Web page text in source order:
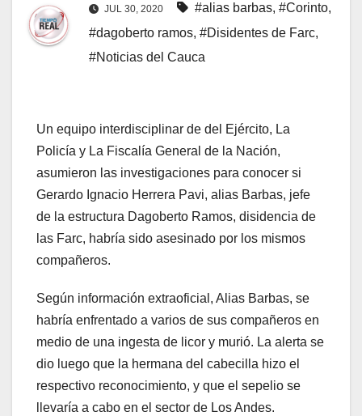
JUL 30, 2020 #alias barbas, #Corinto,
#dagoberto ramos, #Disidentes de Farc,
#Noticias del Cauca
Un equipo interdisciplinar de del Ejército, La
Policía y La Fiscalía General de la Nación,
asumieron las investigaciones para conocer si
Gerardo Ignacio Herrera Pavi, alias Barbas, jefe
de la estructura Dagoberto Ramos, disidencia de
las Farc, habría sido asesinado por los mismos
compañeros.
Según información extraoficial, Alias Barbas, se
habría enfrentado a varios de sus compañeros en
medio de una ingesta de licor y murió. La alerta se
dio luego que la hermana del cabecilla hizo el
respectivo reconocimiento, y que el sepelio se
llevaría a cabo en el sector de Los Andes.